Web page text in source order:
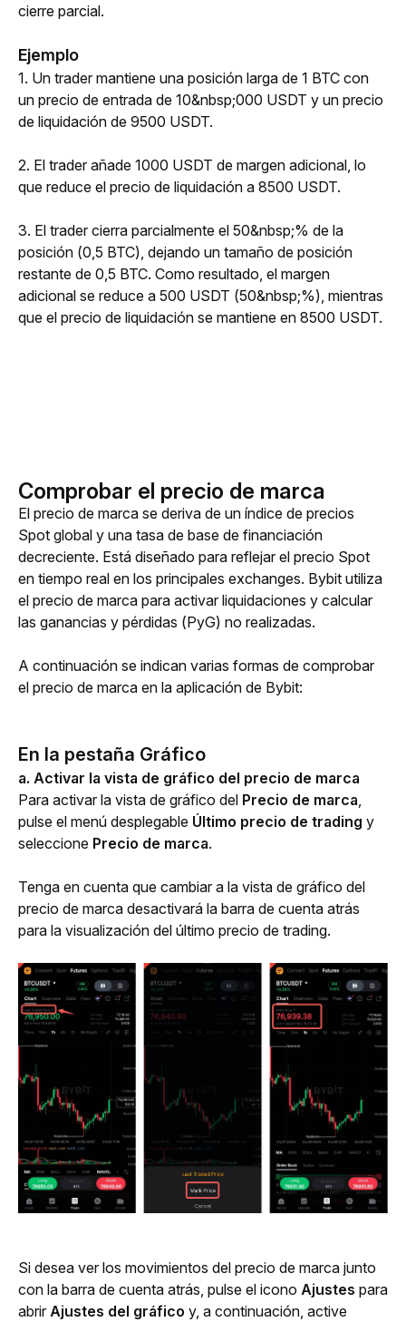
cierre parcial.
Ejemplo
1. Un trader mantiene una posición larga de 1 BTC con
un precio de entrada de 10&nbsp;000 USDT y un precio
de liquidación de 9500 USDT.
2. El trader añade 1000 USDT de margen adicional, lo
que reduce el precio de liquidación a 8500 USDT.
3. El trader cierra parcialmente el 50&nbsp;% de la
posición (0,5 BTC), dejando un tamaño de posición
restante de 0,5 BTC. Como resultado, el margen
adicional se reduce a 500 USDT (50&nbsp;%), mientras
que el precio de liquidación se mantiene en 8500 USDT.
Comprobar el precio de marca
El precio de marca se deriva de un índice de precios
Spot global y una tasa de base de financiación
decreciente. Está diseñado para reflejar el precio Spot
en tiempo real en los principales exchanges. Bybit utiliza
el precio de marca para activar liquidaciones y calcular
las ganancias y pérdidas (PyG) no realizadas.
A continuación se indican varias formas de comprobar
el precio de marca en la aplicación de Bybit:
En la pestaña Gráfico
a. Activar la vista de gráfico del precio de marca
Para activar la vista de gráfico del Precio de marca,
pulse el menú desplegable Último precio de trading y
seleccione Precio de marca.
Tenga en cuenta que cambiar a la vista de gráfico del
precio de marca desactivará la barra de cuenta atrás
para la visualización del último precio de trading.
Si desea ver los movimientos del precio de marca junto
con la barra de cuenta atrás, pulse el icono Ajustes para
abrir Ajustes del gráfico